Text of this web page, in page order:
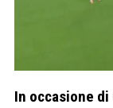
In occasione